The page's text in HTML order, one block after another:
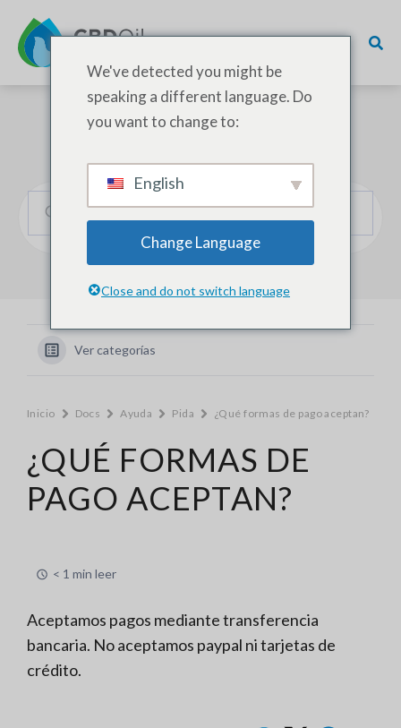
Ver categorías
Inicio Docs Ayuda Pida ¿Qué formas de pago aceptan?
¿QUÉ FORMAS DE
PAGO ACEPTAN?
< 1 min leer
Aceptamos pagos mediante transferencia
bancaria. No aceptamos paypal ni tarjetas de
crédito.
We've detected you might be
speaking a different language. Do
you want to change to:
English
Change Language
Close and do not switch language